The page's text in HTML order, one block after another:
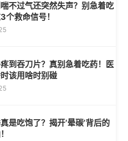
不过气还突然失声？别急着吃
个救命信号！
到吞刀片？真别急着吃药！医
该用啥时别碰
是吃饱了？揭开‘晕碳’背后的